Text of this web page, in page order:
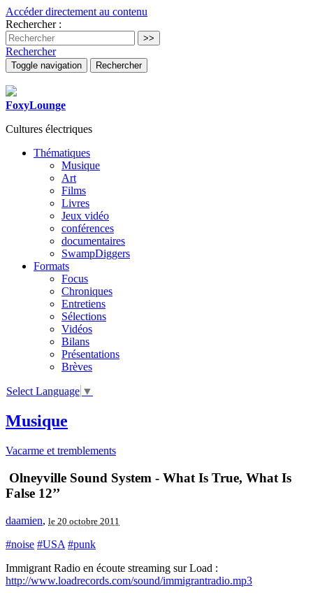
Accéder directement au contenu
Rechercher :
Rechercher
Toggle navigation Rechercher
FoxyLounge
Cultures électriques
Thématiques
Musique
Art
Films
Livres
Jeux vidéo
conférences
documentaires
SwampDiggers
Formats
Focus
Chroniques
Entretiens
Sélections
Vidéos
Bilans
Présentations
Brèves
Select Language ▼
Musique
Vacarme et tremblements
Olneyville Sound System - What Is True, What Is
False 12’’
daamien, le 20 octobre 2011
#noise #USA #punk
Immigrant Radio en écoute streaming sur Load :
http://www.loadrecords.com/sound/immigrantradio.mp3